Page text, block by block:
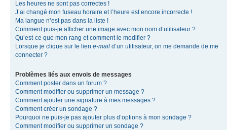
Les heures ne sont pas correctes !
J’ai changé mon fuseau horaire et l’heure est encore incorrecte !
Ma langue n’est pas dans la liste !
Comment puis-je afficher une image avec mon nom d’utilisateur ?
Qu’est-ce que mon rang et comment le modifier ?
Lorsque je clique sur le lien e-mail d’un utilisateur, on me demande de me
connecter ?
Problèmes liés aux envois de messages
Comment poster dans un forum ?
Comment modifier ou supprimer un message ?
Comment ajouter une signature à mes messages ?
Comment créer un sondage ?
Pourquoi ne puis-je pas ajouter plus d’options à mon sondage ?
Comment modifier ou supprimer un sondage ?